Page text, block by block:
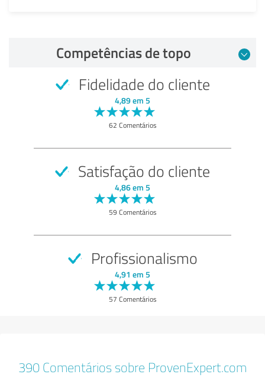
Competências de topo
Fidelidade do cliente
4,89 em 5
62 Comentários
Satisfação do cliente
4,86 em 5
59 Comentários
Profissionalismo
4,91 em 5
57 Comentários
390 Comentários sobre ProvenExpert.com